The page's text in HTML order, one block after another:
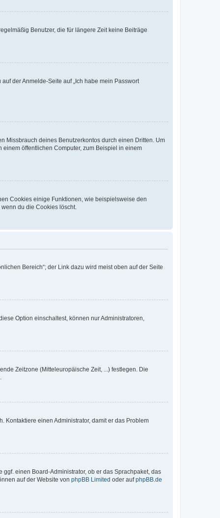
Benutzer, die für längere Zeit keine Beiträge
der Anmelde-Seite auf „Ich habe mein Passwort
Missbrauch deines Benutzerkontos durch einen Dritten. Um
öffentlichen Computer, zum Beispiel in einem
Cookies einige Funktionen, wie beispielsweise den
du die Cookies löscht.
Bereich“; der Link dazu wird meist oben auf der Seite
Option einschaltest, können nur Administratoren,
Zeitzone (Mitteleuropäische Zeit, ...) festlegen. Die
Kontaktiere einen Administrator, damit er das Problem
einen Board-Administrator, ob er das Sprachpaket, das
auf der Website von phpBB Limited oder aufphpBB.de